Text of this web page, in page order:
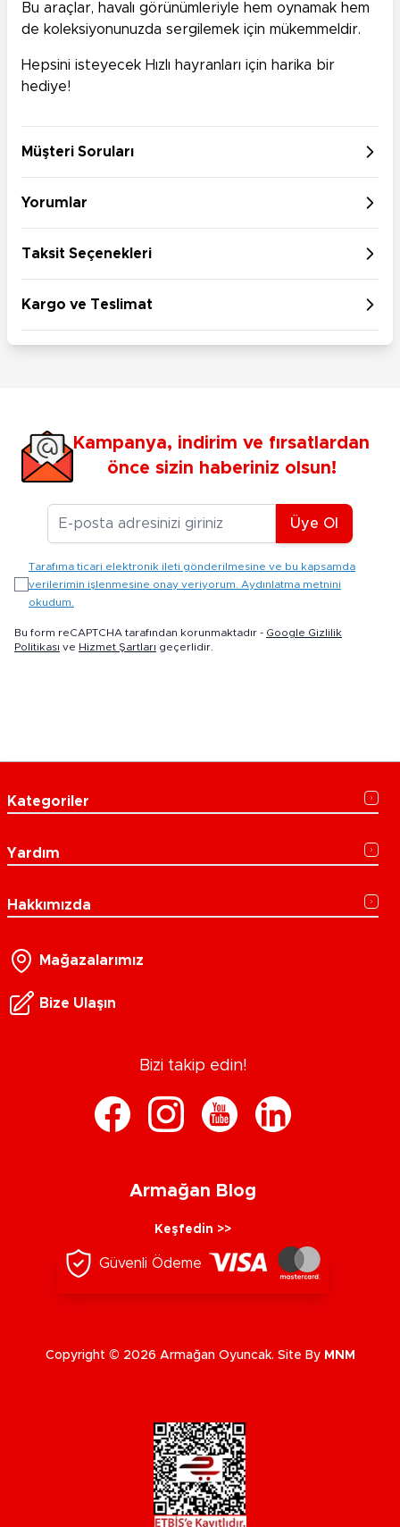
Bu araçlar, havalı görünümleriyle hem oynamak hem
de koleksiyonunuzda sergilemek için mükemmeldir.
Hepsini isteyecek Hızlı hayranları için harika bir
hediye!
Müşteri Soruları
Yorumlar
Taksit Seçenekleri
Kargo ve Teslimat
Kampanya, indirim ve fırsatlardan
önce sizin haberiniz olsun!
E-posta Adresiniz
Üye Ol
Tarafıma ticari elektronik ileti gönderilmesine ve bu kapsamda
verilerimin işlenmesine onay veriyorum. Aydınlatma metnini
okudum.
Bu form reCAPTCHA tarafından korunmaktadır - Google Gizlilik
Politikası ve Hizmet Şartları geçerlidir.
Kategoriler
Yardım
Hakkımızda
Mağazalarımız
Bize Ulaşın
Bizi takip edin!
Armağan Blog
Keşfedin >>
Güvenli Ödeme
Copyright © 2026 Armağan Oyuncak. Site By MNM